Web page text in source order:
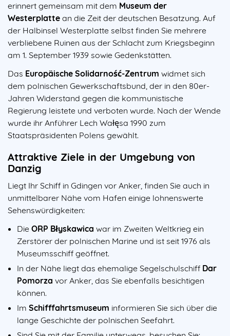
erinnert gemeinsam mit dem Museum der
Westerplatte an die Zeit der deutschen Besatzung. Auf
der Halbinsel Westerplatte selbst finden Sie mehrere
verbliebene Ruinen aus der Schlacht zum Kriegsbeginn
am 1. September 1939 sowie Gedenkstätten.
Das Europäische Solidarność-Zentrum widmet sich
dem polnischen Gewerkschaftsbund, der in den 80er-
Jahren Widerstand gegen die kommunistische
Regierung leistete und verboten wurde. Nach der Wende
wurde ihr Anführer Lech Wałęsa 1990 zum
Staatspräsidenten Polens gewählt.
Attraktive Ziele in der Umgebung von
Danzig
Liegt Ihr Schiff in Gdingen vor Anker, finden Sie auch in
unmittelbarer Nähe vom Hafen einige lohnenswerte
Sehenswürdigkeiten:
Die ORP Błyskawica war im Zweiten Weltkrieg ein
Zerstörer der polnischen Marine und ist seit 1976 als
Museumsschiff geöffnet.
In der Nähe liegt das ehemalige Segelschulschiff Dar
Pomorza vor Anker, das Sie ebenfalls besichtigen
können.
Im Schifffahrtsmuseum informieren Sie sich über die
lange Geschichte der polnischen Seefahrt.